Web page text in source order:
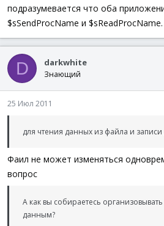
подразумевается что оба
$sSendProcName и $sReadProcName.
D darkwhite
Знающий
25 Июл 2011
для чтения данных из файла и
Фаил не может изменяться
вопрос
А как вы собираетесь
данным?